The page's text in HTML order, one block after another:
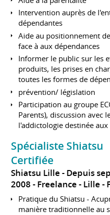
Intervention auprès de
dépendantes
Aide au positionnement
face à aux dépendances
Informer le public sur les
produits, les prises en
toutes les formes de
prévention/ législation
Participation au groupe
Parents), discussion avec
l'addictologie destinée
Spécialiste Shiatsu
Certifiée
Shiatsu Lille
Depuis
2008 Freelance Lille
Pratique du Shiatsu -
manière traditionnelle au